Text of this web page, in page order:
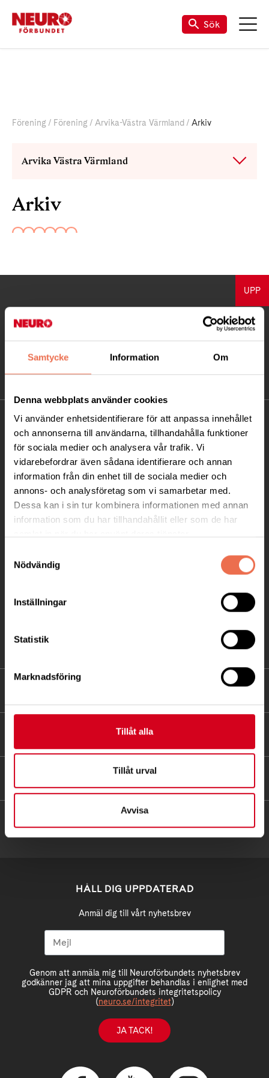
Samtycke Information Om
Denna webbplats använder cookies
Vi använder enhetsidentifierare för att anpassa innehållet
och annonserna till användarna, tillhandahålla funktioner
för sociala medier och analysera vår trafik. Vi
vidarebefordrar även sådana identifierare och annan
information från din enhet till de sociala medier och
annons- och analysföretag som vi samarbetar med.
Dessa kan i sin tur kombinera informationen med annan
information som du har tillhandahållit eller som de har
Nödvändig
Inställningar
Statistik
Marknadsföring
Tillåt alla
Tillåt urval
Avvisa
Sök
Förening Förening Arvika-Västra Värmland Arkiv
Arvika Västra Värmland
Arkiv
UPP
KONTAKT
Besöksadress:
Ågatan 12 C, 172 62 Sundbyberg
Telefon: 08-677 70 10
Postadress:
PG 90 10 07-5 | BG 901-0075 | Swishgåva 90 100
75 | Organisationsnummer 802002-3605
Till kontaktsidan
HÅLL DIG UPPDATERAD
Anmäl dig till vårt nyhetsbrev
Genom att anmäla mig till Neuroförbundets nyhetsbrev
godkänner jag att mina uppgifter behandlas i enlighet med
GDPR och Neuroförbundets integritetspolicy
(neuro.se/integritet)
JA TACK!